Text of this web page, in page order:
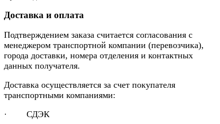
Доставка и оплата
Подтверждением заказа считается согласования с
менеджером транспортной компании (перевозчика),
города доставки, номера отделения и контактных
данных получателя.
Доставка осуществляется за счет покупателя
транспортными компаниями:
· СДЭК